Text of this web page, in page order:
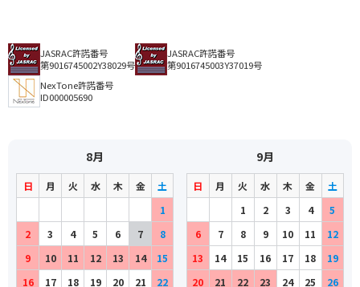
JASRAC許諾番号
第9016745002Y38029号
JASRAC許諾番号
第9016745003Y37019号
NexTone許諾番号
ID000005690
8月
日 月 火 水 木 金
土
1
2
3 4 5 6 7
8
9
10 11 12 13 14
15
16
17 18 19 20 21 22
9月
日 月 火 水 木 金
土
1
2 3 4
5
6
7 8 9 10 11
12
13
14 15 16 17 18
19
20
21 22 23 24 25 26